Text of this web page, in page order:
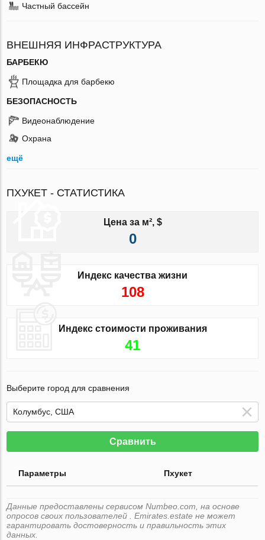
Частный бассейн
ВНЕШНЯЯ ИНФРАСТРУКТУРА
БАРБЕКЮ
Площадка для барбекю
БЕЗОПАСНОСТЬ
Видеонаблюдение
Охрана
ещё
ПХУКЕТ - СТАТИСТИКА
Цена за м², $
0
Индекс качества жизни
108
Индекс стоимости проживания
41
Выберите город для сравнения
Сравнить
Параметры Пхукет
Данные предоставлены сервисом Numbeo.com, на основе
опросов своих пользователей . Emirates.estate не может
гарантировать достоверность и правильность этих
данных.